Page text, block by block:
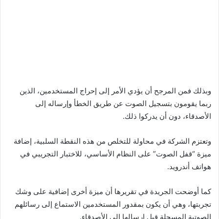
وبذلك فمن المرجح أن يؤدي الأمر إلى إحراج المستخدمين، الذين
ربما يقومون بتسجيل الصوت عن طريق الخطأ وإرساله إلى
الأصدقاء، دون أن يدركوا ذلك.
وتعتزم الشركة في محاولة للتخلص من هذه النقطة السلبية، إضافة
ميزة “قفل الصوت” على النظام الأساسي، للاختبار التجريبي في
هواتف أندرويد.
كما أوضحت الجريدة في تقريرها أن ميزة أخرى إضافية على وشك
تجربتها، وهي أن يكون بمقدور المستخدمين الاستماع إلى رسائلهم
الصوتية المسجلة قبل إرسالها إلى الأصدقاء.